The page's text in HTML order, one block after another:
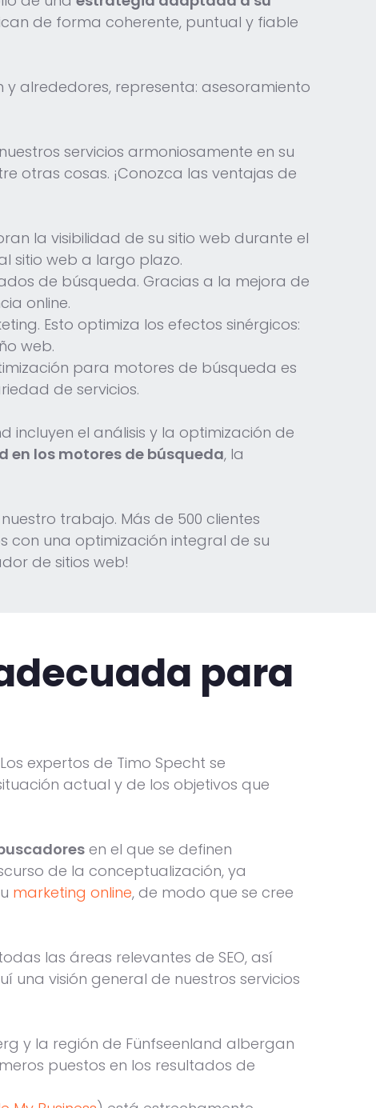
de forma coherente, puntual y fiable
y alrededores, representa: asesoramiento
servicios armoniosamente en su
otras cosas. ¡Conozca las ventajas de
la visibilidad de su sitio web durante el
sitio web a largo plazo.
de búsqueda. Gracias a la mejora de
online.
Esto optimiza los efectos sinérgicos:
web.
para motores de búsqueda es
de servicios.
incluyen el análisis y la optimización de
los motores de búsqueda, la
trabajo. Más de 500 clientes
con una optimización integral de su
de sitios web!
para
expertos de Timo Specht se
actual y de los objetivos que
en el que se definen
de la conceptualización, ya
marketing online, de modo que se cree
las áreas relevantes de SEO, así
una visión general de nuestros servicios
y la región de Fünfseenland albergan
puestos en los resultados de